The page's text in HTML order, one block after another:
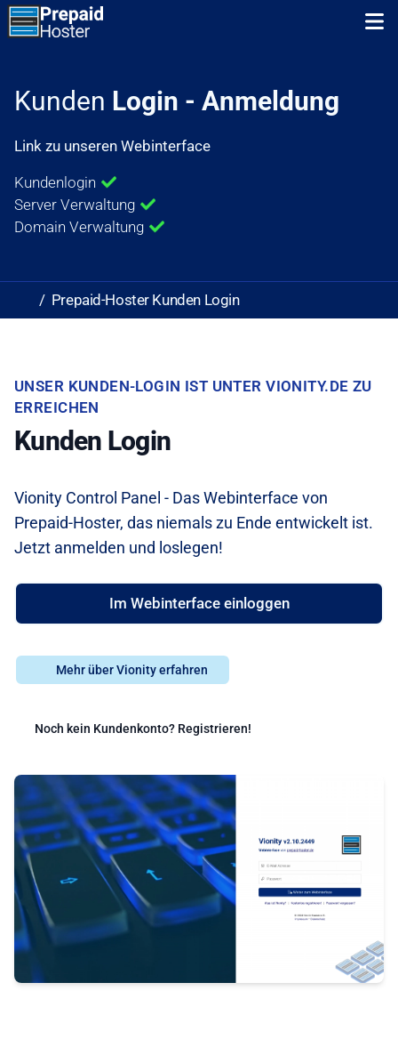
Zum Inhalt springen Zum ersten Navigationslink springen
Kunden Login - Anmeldung
Link zu unseren Webinterface
Kundenlogin
Server Verwaltung
Domain Verwaltung
Prepaid-Hoster Kunden Login
UNSER KUNDEN-LOGIN IST UNTER VIONITY.DE ZU
ERREICHEN
Kunden Login
Vionity Control Panel - Das Webinterface von
Prepaid-Hoster, das niemals zu Ende entwickelt ist.
Jetzt anmelden und loslegen!
Im Webinterface einloggen
Mehr über Vionity erfahren
Noch kein Kundenkonto? Registrieren!